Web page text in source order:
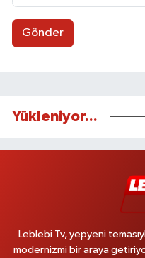
Gönder
Yükleniyor...
Leblebi Tv, yepyeni
modernizmi bir araya